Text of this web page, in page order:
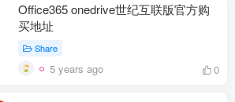
Office365 onedrive世纪互联版官方购
买地址
Share
5 years ago 0